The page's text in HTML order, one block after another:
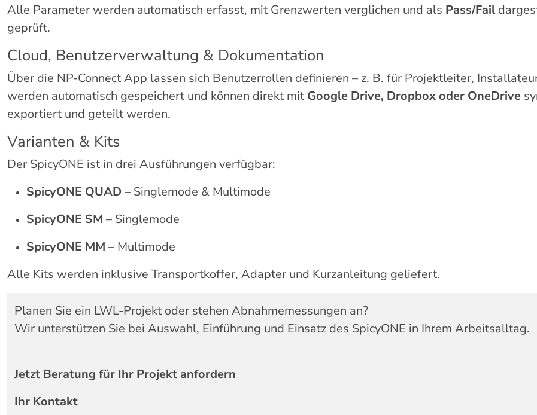
Alle Parameter werden automatisch erfasst, mit Grenzwerten verglichen und als Pass/Fail
geprüft.
Cloud, Benutzerverwaltung & Dokumentation
Über die NP-Connect App lassen sich Benutzerrollen definieren – z. B. für Projektleiter,
werden automatisch gespeichert und können direkt mit Google Drive, Dropbox oder OneDrive
exportiert und geteilt werden.
Varianten & Kits
Der SpicyONE ist in drei Ausführungen verfügbar:
SpicyONE QUAD– Singlemode & Multimode
SpicyONE SM – Singlemode
SpicyONE MM – Multimode
Alle Kits werden inklusive Transportkoffer, Adapter und Kurzanleitung geliefert.
Planen Sie ein LWL-Projekt oder stehen Abnahmemessungen an?
Wir unterstützen Sie bei Auswahl, Einführung und Einsatz des SpicyONE in Ihrem Arbeitsalltag.
Jetzt Beratung für Ihr Projekt anfordern
Ihr Kontakt